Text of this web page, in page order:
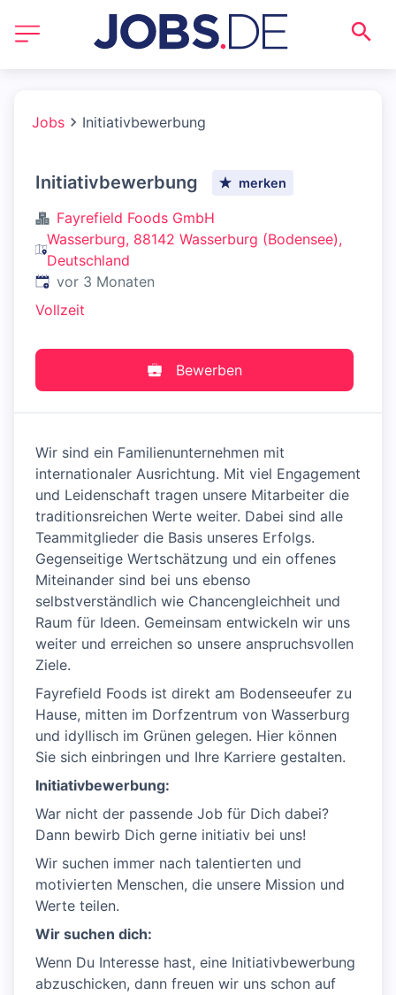
Jobs Initiativbewerbung
Initiativbewerbung merken
Fayrefield Foods GmbH
Wasserburg, 88142 Wasserburg (Bodensee),
Deutschland
Veröffentlicht:
vor 3 Monaten
Vollzeit
Bewerben
Wir sind ein Familienunternehmen mit
internationaler Ausrichtung. Mit viel Engagement
und Leidenschaft tragen unsere Mitarbeiter die
traditionsreichen Werte weiter. Dabei sind alle
Teammitglieder die Basis unseres Erfolgs.
Gegenseitige Wertschätzung und ein offenes
Miteinander sind bei uns ebenso
selbstverständlich wie Chancengleichheit und
Raum für Ideen. Gemeinsam entwickeln wir uns
weiter und erreichen so unsere anspruchsvollen
Ziele.
Fayrefield Foods ist direkt am Bodenseeufer zu
Hause, mitten im Dorfzentrum von Wasserburg
und idyllisch im Grünen gelegen. Hier können
Sie sich einbringen und Ihre Karriere gestalten.
Initiativbewerbung:
War nicht der passende Job für Dich dabei?
Dann bewirb Dich gerne initiativ bei uns!
Wir suchen immer nach talentierten und
motivierten Menschen, die unsere Mission und
Werte teilen.
Wir suchen dich:
Wenn Du Interesse hast, eine Initiativbewerbung
abzuschicken, dann freuen wir uns schon auf